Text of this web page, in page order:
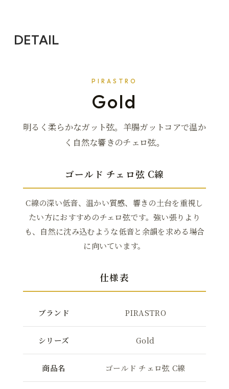
DETAIL
PIRASTRO
Gold
明るく柔らかなガット弦。羊腸ガットコアで温か
く自然な響きのチェロ弦。
ゴールド チェロ弦 C線
C線の深い低音、温かい質感、響きの土台を重視し
たい方におすすめのチェロ弦です。強い張りより
も、自然に沈み込むような低音と余韻を求める場合
に向いています。
仕様表
ブランド PIRASTRO
シリーズ Gold
商品名 ゴールド チェロ弦 C線